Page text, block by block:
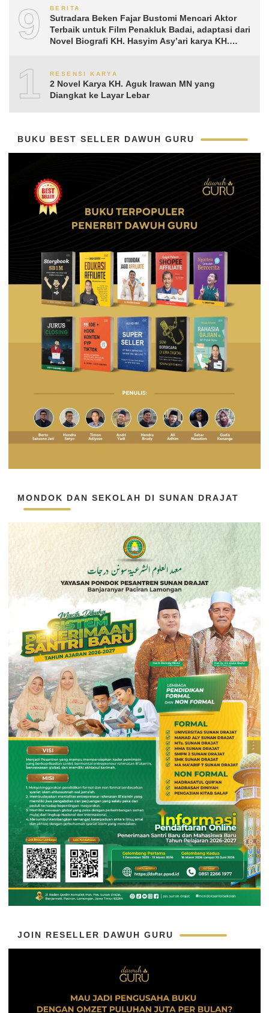
9 BERITA
Sutradara Beken Fajar Bustomi Mencari Aktor
Terbaik untuk Film Penakluk Badai, adaptasi dari
Novel Biografi KH. Hasyim Asy’ari karya KH.
10RESENSI KARYA
2 Novel Karya KH. Aguk Irawan MN yang
Diangkat ke Layar Lebar
BUKU BEST SELLER DAWUH GURU
MONDOK DAN SEKOLAH DI SUNAN DRAJAT
JOIN RESELLER DAWUH GURU